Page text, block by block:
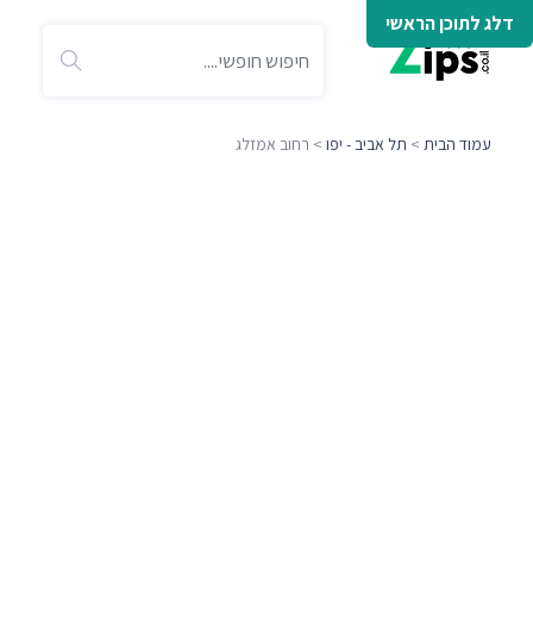
דלג לתוכן הראשי
עמוד הבית > תל אביב - יפו > רחוב אמזלג